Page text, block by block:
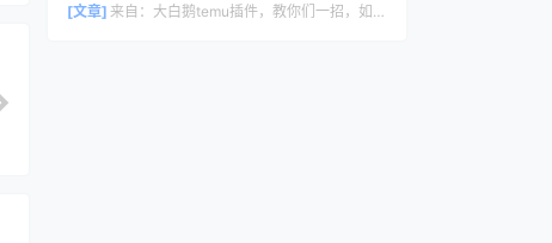
者头像来自 Gravatar。
[文章] 来自： 大白鹅temu插件，教你们一招，如何30s里计算temu利润数据